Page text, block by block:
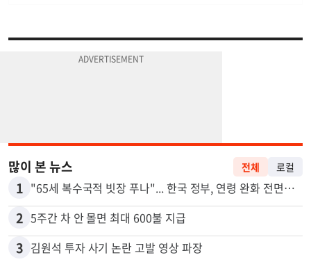
많이 본 뉴스
1
2 5주간 차 안 몰면 최대 600불 지급